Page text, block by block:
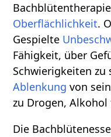
Oberflächlichkeit.
Gespielte
Fähigkeit, über
Schwierigkeiten zu
Ablenkung von
zu Drogen,
Die